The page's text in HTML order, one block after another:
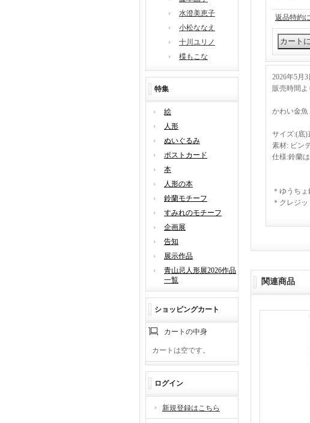
水澄美恵子
小松ななえ
十川ユリノ
楪もこな
特集
絵
人形
ぬいぐるみ
ポストカード
本
人形の本
鈴蘭モチーフ
すみれのモチーフ
企画展
告知
展示作品
青山忌人形展2026作品
一覧
ショッピングカート
カートの中身
カートは空です。
ログイン
新規登録はこちら
返品特約
2026年5月
販売時間よ
かわい金
サイズ:(底)
素材: ビン
仕様:鈴蘭
＊ゆうち
＊クレジ
関連商品